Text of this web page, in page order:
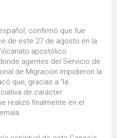
confirmó que fue
de este 27 de agosto en la
apostólico
agentes del Servicio de
de Migración impidieron la
que, gracias a “la
de carácter
realizó finalmente en el